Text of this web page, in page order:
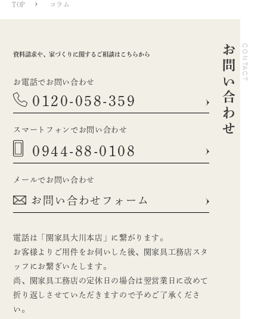
TOP コラム
資料請求や、家づくりに関するご相談はこちらから
お電話でお問い合わせ
0120-058-359
スマートフォンでお問い合わせ
0944-88-0108
メールでお問い合わせ
お問い合わせフォーム
電話は「関家具大川本店」に繋がります。
お客様よりご用件をお伺いした後、関家具工務店スタ
ッフにお繋ぎいたします。
尚、関家具工務店の定休日の場合は翌営業日に改めて
折り返しさせていただきますので予めご了承くださ
い。
お問い合わせCONTACT